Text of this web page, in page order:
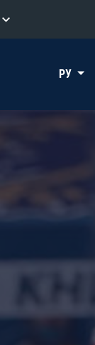
РУ